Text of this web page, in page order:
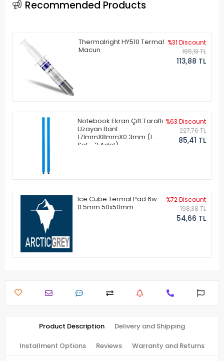
Recommended Products
Thermalright HY510 Termal
Macun
%31 Discount
165,13 TL
113,88 TL
Notebook Ekran Çift Taraflı
Uzayan Bant
171mmX8mmX0.3mm (1
Set - 2 Adet)
%63 Discount
227,76 TL
85,41 TL
Ice Cube Termal Pad 6w
0.5mm 50x50mm
%72 Discount
198,38 TL
54,66 TL
Product Description Delivery and Shipping
Installment Options Reviews Warranty and Returns